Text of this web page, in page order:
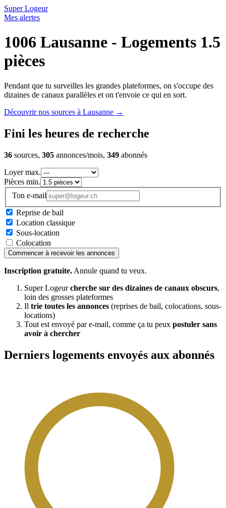
Super Logeur
Mes alertes
1006 Lausanne - Logements 1.5
pièces
Pendant que tu surveilles les grandes plateformes, on s'occupe des
dizaines de canaux parallèles et on t'envoie ce qui en sort.
Découvrir nos sources à Lausanne →
Fini les heures de recherche
36 sources, 305 annonces/mois, 349 abonnés
Loyer max.
Pièces min.
Ton e-mail
Reprise de bail
Location classique
Sous-location
Colocation
Commencer à recevoir les annonces
Inscription gratuite. Annule quand tu veux.
Super Logeurcherche sur des dizaines de canaux obscurs,
loin des grosses plateformes
Il trie toutes les annonces (reprises de bail, colocations, sous-
locations)
Tout est envoyé par e-mail, comme ça tu peux postuler sans
avoir à chercher
Derniers logements envoyés aux abonnés